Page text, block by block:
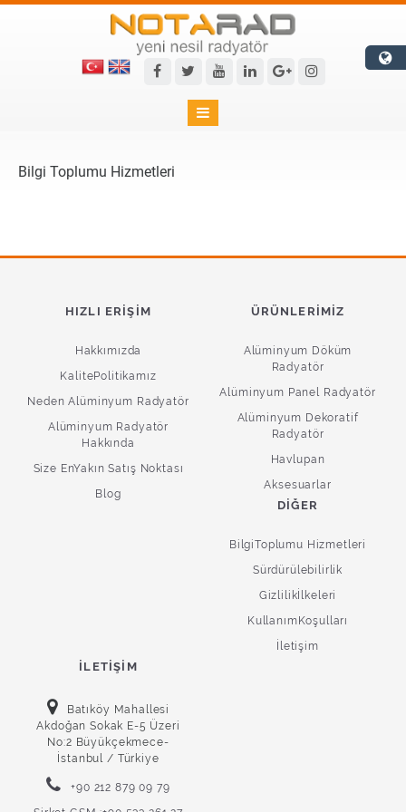

Bilgi Toplumu Hizmetleri
HIZLI ERIŞIM
Hakkımızda
KalitePolitikamız
Neden Alüminyum Radyatör
Alüminyum Radyatör
Hakkında
Size EnYakın Satış Noktası
Blog
ÜRÜNLERIMIZ
Alüminyum Döküm
Radyatör
Alüminyum Panel Radyatör
Alüminyum Dekoratif
Radyatör
Havlupan
Aksesuarlar
DIĞER
BilgiToplumu Hizmetleri
Sürdürülebilirlik
Gizlilikİlkeleri
KullanımKoşulları
İletişim
İLETIŞIM
Batıköy Mahallesi
Akdoğan Sokak E-5 Üzeri
No:2 Büyükçekmece-
İstanbul / Türkiye
+90 212 879 09 79